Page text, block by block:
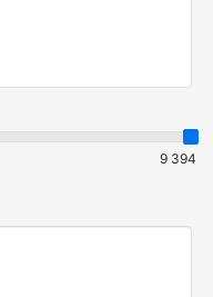
9 394